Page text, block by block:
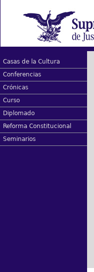
Casas de la Cultura
Conferencias
Crónicas
Curso
Diplomado
Reforma Constitucional
Seminarios